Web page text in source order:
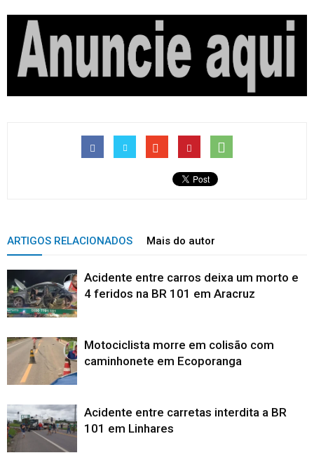
ARTIGOS RELACIONADOS Mais do autor
Acidente entre carros deixa um morto e
4 feridos na BR 101 em Aracruz
Motociclista morre em colisão com
caminhonete em Ecoporanga
Acidente entre carretas interdita a BR
101 em Linhares